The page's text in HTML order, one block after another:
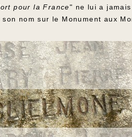
pour la France" ne lui a
nom sur le Monument aux